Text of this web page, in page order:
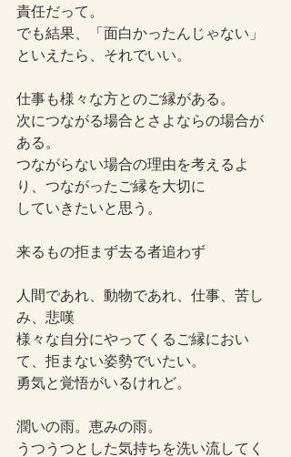
責任だって。
でも結果、「面白かったんじゃない」
といえたら、それでいい。
仕事も様々な方とのご縁がある。
次につながる場合とさよならの場合が
ある。
つながらない場合の理由を考えるよ
り、つながったご縁を大切に
していきたいと思う。
来るもの拒まず去る者追わず
人間であれ、動物であれ、仕事、苦し
み、悲嘆
様々な自分にやってくるご縁におい
て、拒まない姿勢でいたい。
勇気と覚悟がいるけれど。
潤いの雨。恵みの雨。
うつうつとした気持ちを洗い流してく